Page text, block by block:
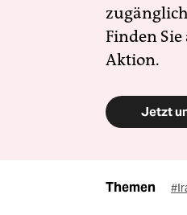
Finden
Aktion.
Jetzt
Themen